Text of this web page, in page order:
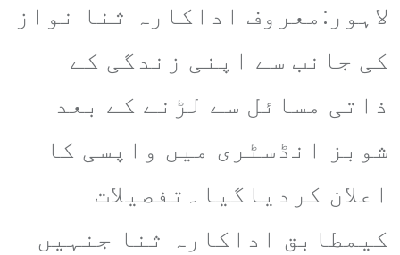
لاہور:معروف اداکارہ ثنا نواز
کی جانب سے اپنی زندگی کے
ذاتی مسائل سے لڑنے کے بعد
شوبز انڈسٹری میں واپسی کا
اعلان کردیاگیا۔تفصیلات
کیمطابق اداکارہ ثنا جنہیں